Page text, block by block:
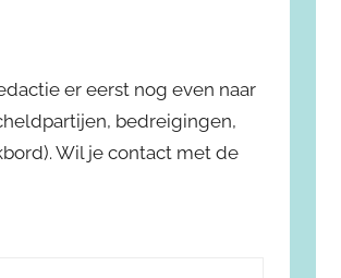
er eerst nog even naar
bedreigingen,
Wil je contact met de